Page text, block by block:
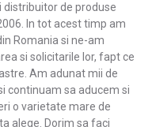
de produse
In tot acest timp am
Romania si ne-am
si solicitarile lor, fapt ce
Am adunat mii de
continuam sa aducem si
o varietate mare de
alege. Dorim sa faci